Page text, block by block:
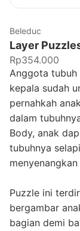
Beleduc
Layer
Rp354.000
Anggota
kepala sudah
pernahkah
dalam
Body, anak
tubuhnya
Puzzle ini
bergambar
bagian demi